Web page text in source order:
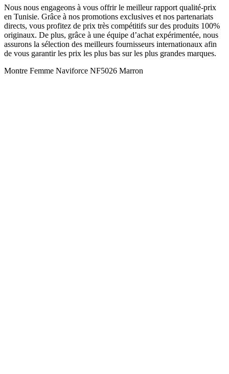
Nous nous engageons à vous offrir le meilleur rapport qualité-prix
en Tunisie. Grâce à nos promotions exclusives et nos partenariats
directs, vous profitez de prix très compétitifs sur des produits 100%
originaux. De plus, grâce à une équipe d’achat expérimentée, nous
assurons la sélection des meilleurs fournisseurs internationaux afin
de vous garantir les prix les plus bas sur les plus grandes marques.
Montre Femme Naviforce NF5026 Marron